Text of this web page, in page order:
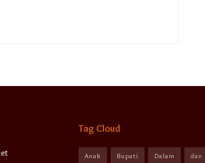
Tag Cloud
Anak Bupati Dalam dan